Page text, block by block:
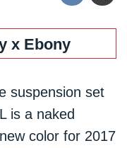
x Ebony
suspension set
is a naked
color for 2017